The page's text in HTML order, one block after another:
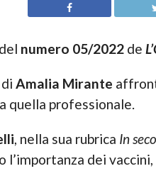
numero 05/2022de
Amalia Mirante
quella professionale.
, nella sua rubrica In
l’importanza dei